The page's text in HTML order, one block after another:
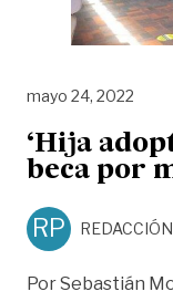
mayo 24, 2022
‘Hija
beca por
RP
Por Sebastián